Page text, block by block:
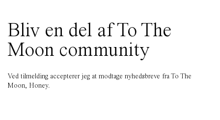
Bliv en del af To The
Moon community
Ved tilmelding accepterer jeg at modtage nyhedsbreve fra To The
Moon, Honey.